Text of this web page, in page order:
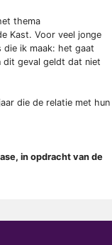
thema
Kast. Voor veel jonge
die ik maak: het gaat
dit geval geldt dat niet
die de relatie met hun
in opdracht van de